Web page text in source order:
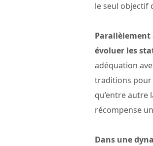
le seul objectif
évoluer les
adéquation
traditions pour
qu’entre autre
récompense
Dans une